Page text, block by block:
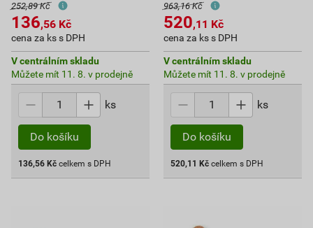
252,89 Kč
136,56 Kč
cena za ks s DPH
V centrálním skladu
Můžete mít 11. 8. v prodejně
ks
Do košíku
136,56 Kč celkem s DPH
963,16 Kč
520,11 Kč
cena za ks s DPH
V centrálním skladu
Můžete mít 11. 8. v prodejně
ks
Do košíku
520,11 Kč celkem s DPH